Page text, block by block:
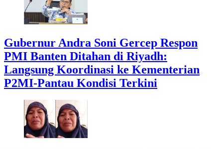
Gubernur Andra Soni Gercep Respon
PMI Banten Ditahan di Riyadh:
Langsung Koordinasi ke Kementerian
P2MI-Pantau Kondisi Terkini